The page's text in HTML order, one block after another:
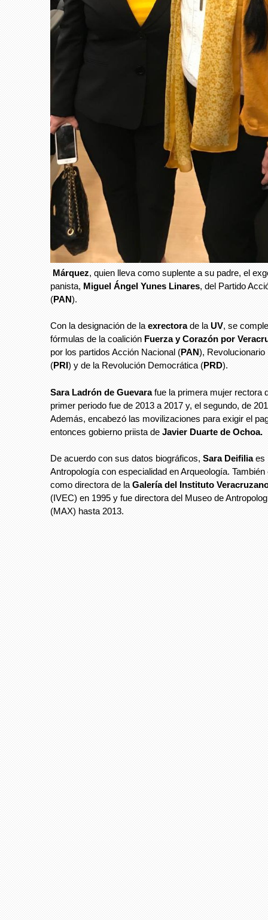
Márquez, quien lleva como suplente a su padre, el
panista, Miguel Ángel Yunes Linares, del Partido
(PAN).
Con la designación de la exrectorade la UV, se
fórmulas de la coalición Fuerza y Corazón por
por los partidos Acción Nacional (PAN), Revolucionario
(PRI) y de la Revolución Democrática (PRD).
Sara Ladrón de Guevarafue la primera mujer rectora
primer periodo fue de 2013 a 2017 y, el segundo, de
Además, encabezó las movilizaciones para exigir el
entonces gobierno priista de Javier Duarte de Ochoa.
De acuerdo con sus datos biográficos, Sara Deifiliaes
Antropología con especialidad en Arqueología.
como directora de la Galería del Instituto
(IVEC) en 1995 y fue directora del Museo de
(MAX) hasta 2013.